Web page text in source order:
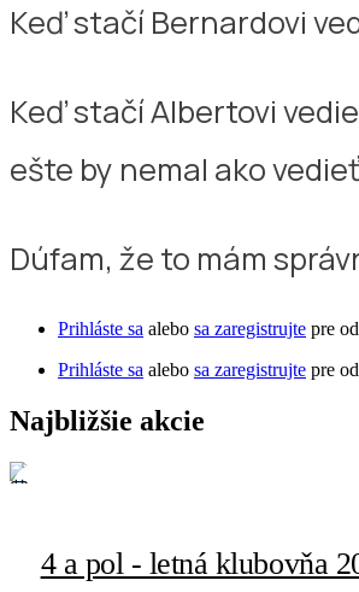
Keď stačí Bernardovi
Keď stačí Albertovi
ešte by nemal ako
Dúfam, že to mám
Prihláste sa alebo sa zaregistrujte pre
Prihláste sa alebo sa zaregistrujte pre
Najbližšie akcie
4 a pol - letná klubovňa